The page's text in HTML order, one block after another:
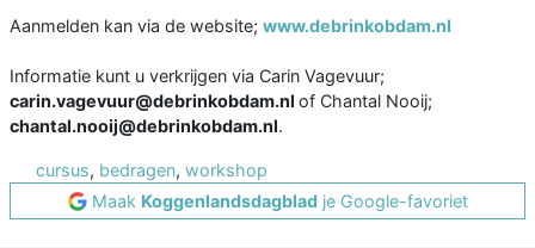
Aanmelden kan via de website; www.debrinkobdam.nl
Informatie kunt u verkrijgen via Carin Vagevuur;
carin.vagevuur@debrinkobdam.nl of Chantal Nooij;
chantal.nooij@debrinkobdam.nl.
cursus, bedragen, workshop
Maak Koggenlandsdagbladje Google-favoriet